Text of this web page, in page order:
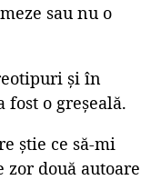
sau nu o
și în
fost o greșeală.
știe ce să-mi
zor două autoare